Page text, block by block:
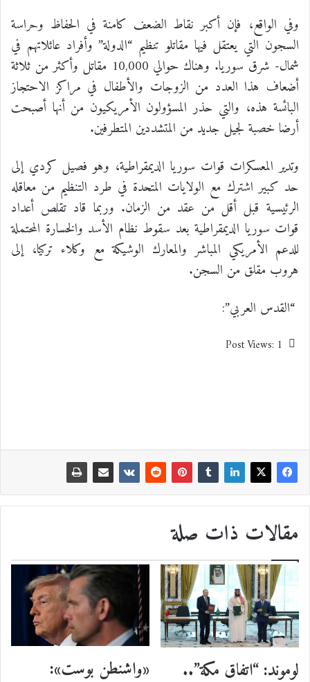
وفي الواقع، فإن أكبر نقاط الضعف كامنة في الحفاظ وحراسة
السجون التي يعتقل فيها مقاتلو تنظيم “الدولة” وأفراد عائلاتهم في
شمال- شرق سوريا. وهناك حوالي 10,000 مقاتل وأكثر من ثلاثة
أضعاف هذا العدد من الزوجات والأطفال في مراكز الاحتجاز
البائسة هذه، والتي حذر المسؤولون الأمريكيون من أنها أصبحت
أرضا خصبة لجيل جديد من المتشددين المتطرفين.
وتدير المعسكرات قوات سوريا الديمقراطية، وهو فصيل كردي إلى
حد كبير اشترك مع الولايات المتحدة في طرد التنظيم من معاقله
الرئيسية قبل أقل من عقد من الزمان. وربما قاد تقلص أعداد
قوات سوريا الديمقراطية بعد سقوط نظام الأسد والخسارة المحتملة
للدعم الأمريكي المباشر والمعارك الوشيكة مع وكلاء تركيا، إلى
هروب مقلق من السجن.
“القدس العربي”:
Post Views: 1
مقالات ذات صلة
لوموند: “اتفاق مكة”.. «واشنطن بوست»: